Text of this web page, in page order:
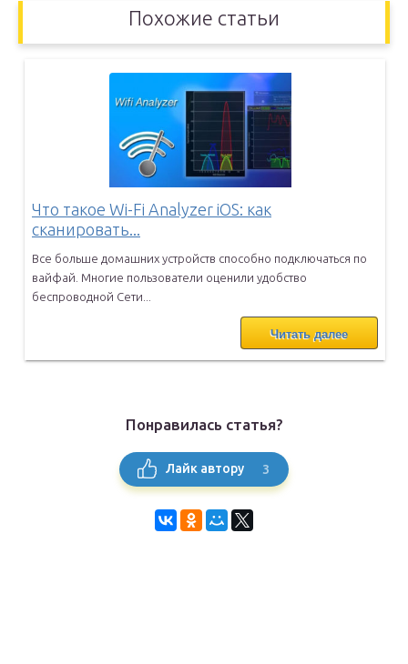
Похожие статьи
Что такое Wi-Fi Analyzer iOS: как
сканировать...
Все больше домашних устройств способно подключаться по
вайфай. Многие пользователи оценили удобство
беспроводной Сети...
Читать далее
Понравилась статья?
Лайк автору 3